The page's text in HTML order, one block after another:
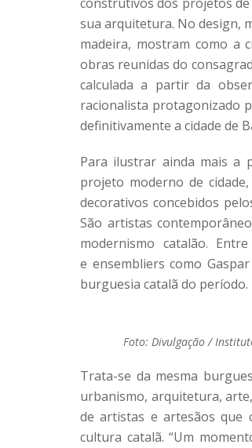
sua arquitetura. No design,
madeira, mostram como a
obras reunidas do
calculada a partir da
racionalista protagonizado
definitivamente a cidade de
Para ilustrar ainda mais a
projeto moderno de
decorativos concebidos
São artistas
modernismo catalão.
e ensembliers como
burguesia catalã do período.
Foto: Divulgação /
Trata-se da mesma
urbanismo, arquitetura,
de artistas e artesãos que
cultura catalã. “Um